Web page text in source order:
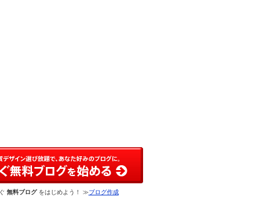
無料ブログをはじめよう！ ≫ブログ作成